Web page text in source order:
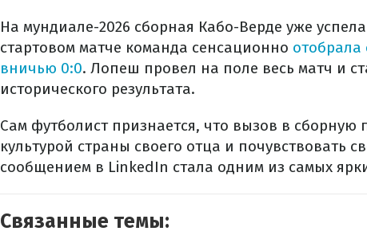
На мундиале-2026 сборная Кабо-Верде уже
стартовом матче команда сенсационно
вничью 0:0. Лопеш провел на поле весь матч и
исторического результата.
Сам футболист признается, что вызов в сборную
культурой страны своего отца и почувствовать
сообщением в LinkedIn стала одним из самых
Связанные темы: